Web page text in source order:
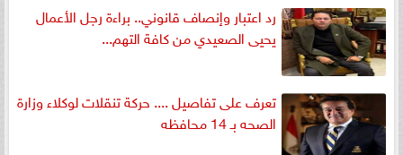
رد اعتبار وإنصاف قانوني.. براءة رجل الأعمال
يحيى الصعيدي من كافة التهم...
تعرف على تفاصيل .... حركة تنقلات لوكلاء وزارة
الصحه بـ 14 محافظه